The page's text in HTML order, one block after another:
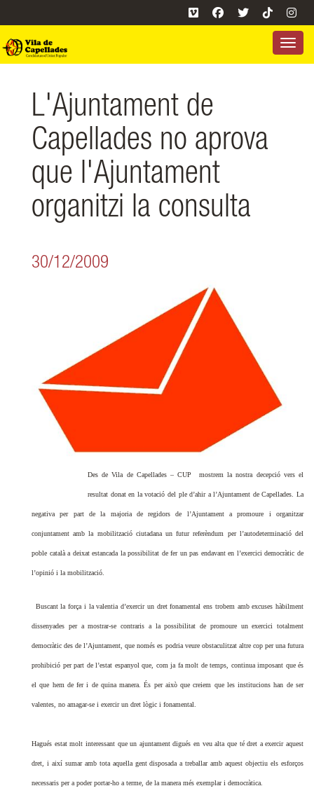
Toggle
L'Ajuntament de
Capellades no aprova
que l'Ajuntament
organitzi la consulta
30/12/2009
Des de Vila de Capellades – CUP mostrem la nostra decepció vers el
resultat donat en la votació del ple d’ahir a l’Ajuntament de Capellades. La
negativa per part de la majoria de regidors de l’Ajuntament a promoure i organitzar
conjuntament amb la mobilització ciutadana un futur referèndum per l’autodeterminació del
poble català a deixat estancada la possibilitat de fer un pas endavant en l’exercici democràtic de
l’opinió i la mobilització.
Buscant la força i la valentia d’exercir un dret fonamental ens trobem amb excuses hàbilment
dissenyades per a mostrar-se contraris a la possibilitat de promoure un exercici totalment
democràtic des de l’Ajuntament, que només es podria veure obstaculitzat altre cop per una futura
prohibició per part de l’estat espanyol que, com ja fa molt de temps, continua imposant que és
el que hem de fer i de quina manera. És per això que creiem que les institucions han de ser
valentes, no amagar-se i exercir un dret lògic i fonamental.
Hagués estat molt interessant que un ajuntament digués en veu alta que té dret a exercir aquest
dret, i així sumar amb tota aquella gent disposada a treballar amb aquest objectiu els esforços
necessaris per a poder portar-ho a terme, de la manera més exemplar i democràtica.